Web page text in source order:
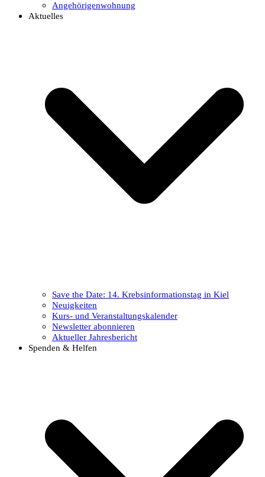
Angehörigenwohnung
Aktuelles
Save the Date: 14. Krebsinformationstag in Kiel
Neuigkeiten
Kurs- und Veranstaltungskalender
Newsletter abonnieren
Aktueller Jahresbericht
Spenden & Helfen